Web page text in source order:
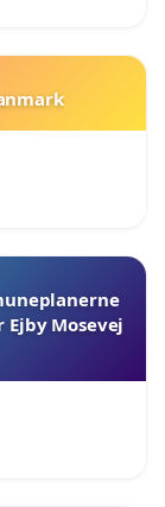
Ejby Mosevej